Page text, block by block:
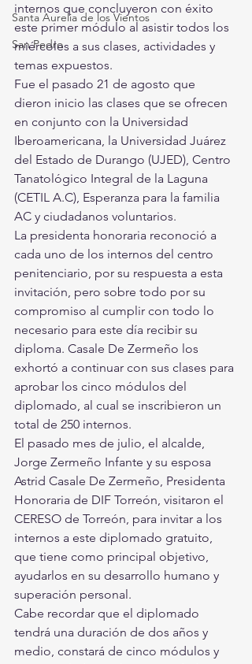
Santa Aurelia de los Vientos
San Pedro
internos que concluyeron con éxito
este primer módulo al asistir todos los
miércoles a sus clases, actividades y
temas expuestos.
Fue el pasado 21 de agosto que
dieron inicio las clases que se ofrecen
en conjunto con la Universidad
Iberoamericana, la Universidad Juárez
del Estado de Durango (UJED), Centro
Tanatológico Integral de la Laguna
(CETIL A.C), Esperanza para la familia
AC y ciudadanos voluntarios.
La presidenta honoraria reconoció a
cada uno de los internos del centro
penitenciario, por su respuesta a esta
invitación, pero sobre todo por su
compromiso al cumplir con todo lo
necesario para este día recibir su
diploma. Casale De Zermeño los
exhortó a continuar con sus clases para
aprobar los cinco módulos del
diplomado, al cual se inscribieron un
total de 250 internos.
El pasado mes de julio, el alcalde,
Jorge Zermeño Infante y su esposa
Astrid Casale De Zermeño, Presidenta
Honoraria de DIF Torreón, visitaron el
CERESO de Torreón, para invitar a los
internos a este diplomado gratuito,
que tiene como principal objetivo,
ayudarlos en su desarrollo humano y
superación personal.
Cabe recordar que el diplomado
tendrá una duración de dos años y
medio, constará de cinco módulos y